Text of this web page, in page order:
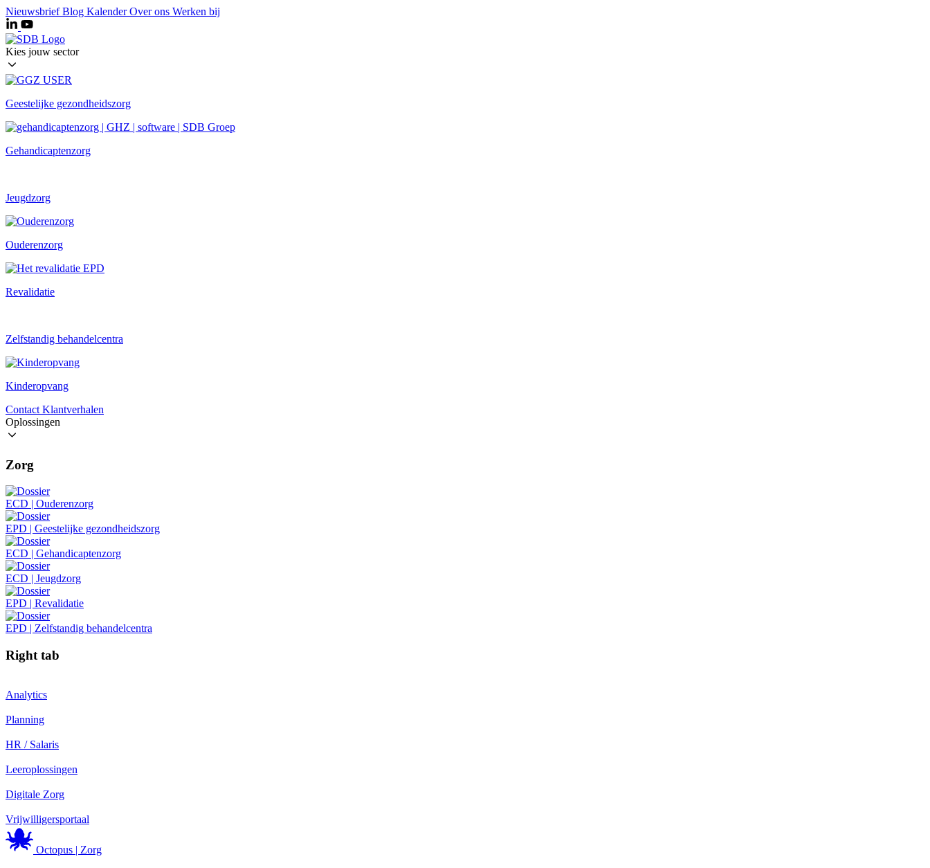
Ga
naar
de
inhoud
NieuwsbriefBlog KalenderOver ons Werken bij
Kies jouw sector
Geestelijke gezondheidszorg
Gehandicaptenzorg
Jeugdzorg
Ouderenzorg
Revalidatie
Zelfstandig behandelcentra
Kinderopvang
Contact Klantverhalen
Oplossingen
Zorg
ECD | Ouderenzorg
EPD | Geestelijke gezondheidszorg
ECD | Gehandicaptenzorg
ECD | Jeugdzorg
EPD | Revalidatie
EPD | Zelfstandig behandelcentra
Right tab
Analytics
Planning
HR / Salaris
Leeroplossingen
Digitale Zorg
Vrijwilligersportaal
Octopus | Zorg